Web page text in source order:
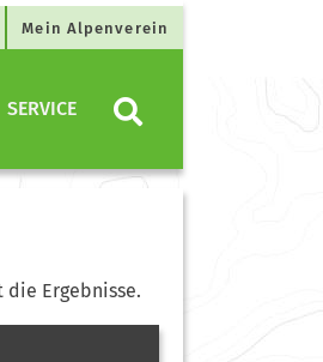
Mein Alpenverein
SERVICE
Ergebnisse.